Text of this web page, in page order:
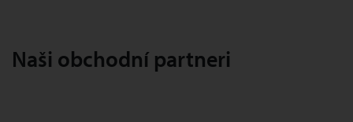
Naši obchodní partneri